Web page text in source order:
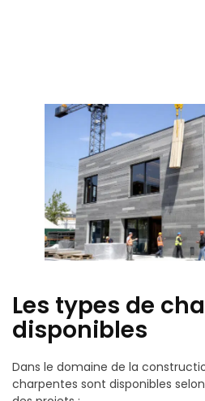
Les types de
disponibles
Dans le domaine de la
charpentes sont disponibles